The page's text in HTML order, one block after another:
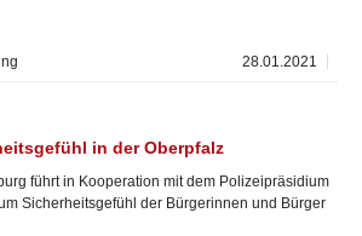
28.01.2021
in der Oberpfalz
führt in Kooperation mit dem Polizeipräsidium
Sicherheitsgefühl der Bürgerinnen und Bürger